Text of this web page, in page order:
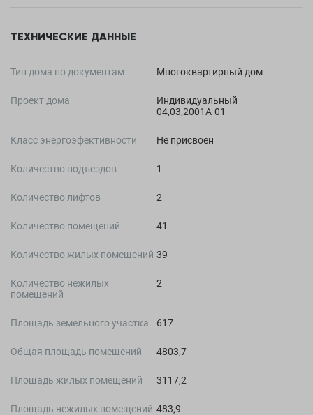
ТЕХНИЧЕСКИЕ ДАННЫЕ
Тип дома по документам Многоквартирный дом
Проект дома
Индивидуальный
04,03,2001А-01
Класс энергоэфективности Не присвоен
Количество подъездов 1
Количество лифтов 2
Количество помещений 41
Количество жилых помещений 39
Количество нежилых
помещений
2
Площадь земельного участка 617
Общая площадь помещений 4803,7
Площадь жилых помещений 3117,2
Площадь нежилых помещений 483,9